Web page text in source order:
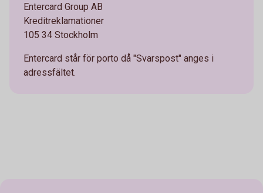
Entercard Group AB
Kreditreklamationer
105 34 Stockholm
Entercard står för porto då "Svarspost" anges i
adressfältet.